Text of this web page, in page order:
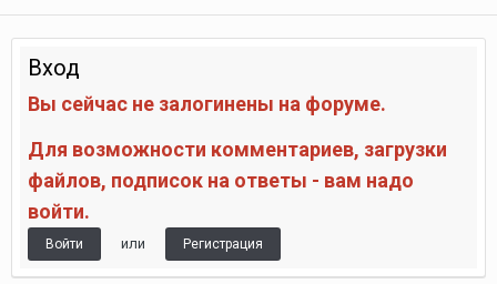
Вход
Вы сейчас не залогинены на форуме.
Для возможности комментариев, загрузки
файлов, подписок на ответы - вам надо
войти.
Войти или Регистрация